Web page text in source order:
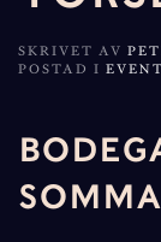
SKRIVET AV
POSTAD I EVENT